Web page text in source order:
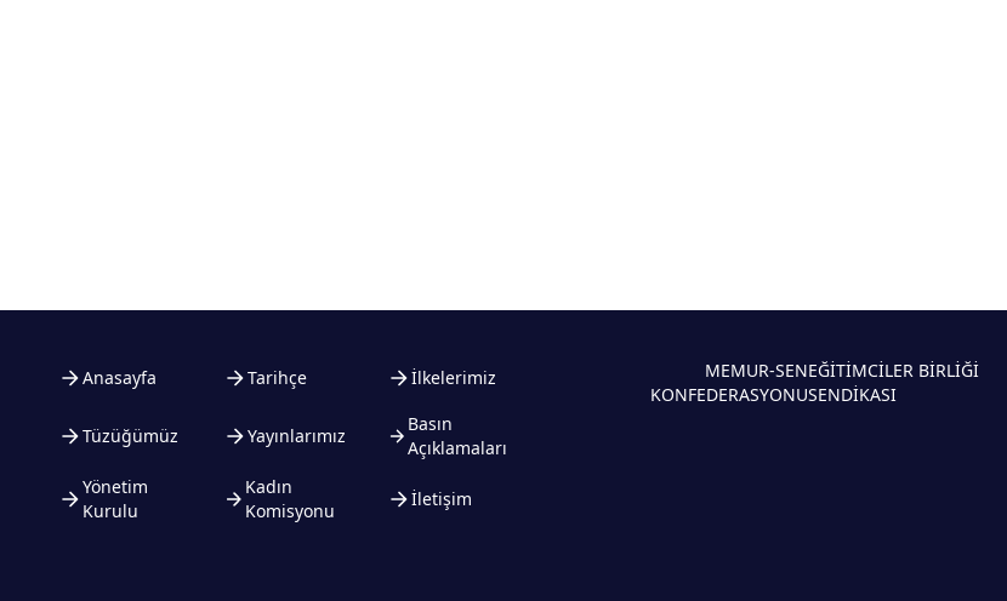
Anasayfa Tarihçe İlkelerimiz
Tüzüğümüz Yayınlarımız
Basın
Açıklamaları
Yönetim
Kurulu
Kadın
Komisyonu
İletişim
MEMUR-SEN
KONFEDERASYONU
EĞİTİMCİLER BİRLİĞİ
SENDİKASI